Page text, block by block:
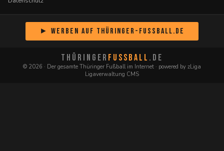
► Werben auf Thüringer-Fussball.de
THÜRINGER FUSSBALL .DE
© 2026 · Der gesamte Thüringer Fußball im Internet · powered by zLiga
Ligaverwaltung CMS